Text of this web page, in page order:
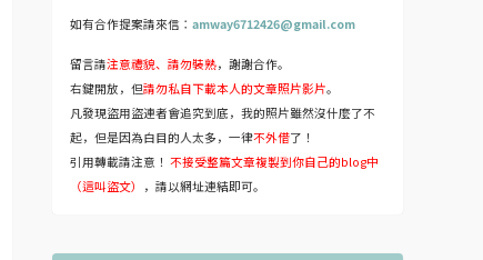
如有合作提案請來信： amway6712426@gmail.com
留言請注意禮貌、請勿裝熟，謝謝合作。
右鍵開放，但請勿私自下載本人的文章照片影片。
凡發現盜用盜連者會追究到底，我的照片雖然沒什麼了不
起，但是因為白目的人太多，一律不外借了！
引用轉載請注意！ 不接受整篇文章複製到你自己的blog中
（這叫盜文）
，請以網址連結即可。